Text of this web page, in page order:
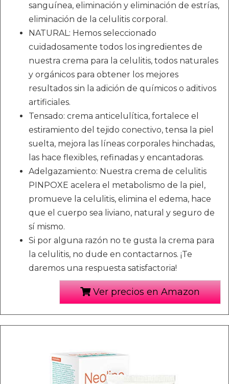
sanguínea, eliminación y eliminación de estrías,
eliminación de la celulitis corporal.
NATURAL: Hemos seleccionado
cuidadosamente todos los ingredientes de
nuestra crema para la celulitis, todos naturales
y orgánicos para obtener los mejores
resultados sin la adición de químicos o aditivos
artificiales.
Tensado: crema anticelulítica, fortalece el
estiramiento del tejido conectivo, tensa la piel
suelta, mejora las líneas corporales hinchadas,
las hace flexibles, refinadas y encantadoras.
Adelgazamiento: Nuestra crema de celulitis
PINPOXE acelera el metabolismo de la piel,
promueve la celulitis, elimina el edema, hace
que el cuerpo sea liviano, natural y seguro de
sí mismo.
Si por alguna razón no te gusta la crema para
la celulitis, no dude en contactarnos. ¡Te
daremos una respuesta satisfactoria!
Ver precios en Amazon